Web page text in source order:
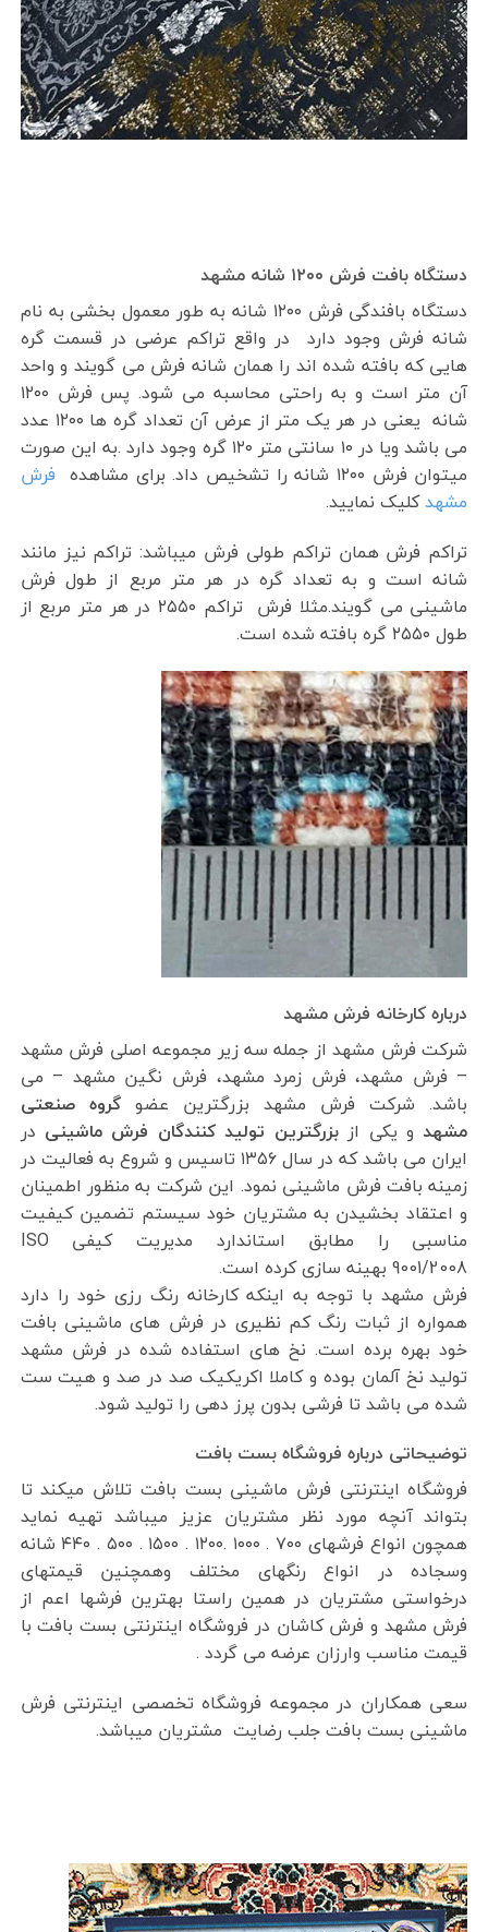
دستگاه بافت فرش ۱۲۰۰ شانه مشهد
دستگاه بافندگی فرش ۱۲۰۰ شانه به طور معمول بخشی به نام
شانه فرش وجود دارد در واقع تراکم عرضی در قسمت گره
هایی که بافته شده اند را همان شانه فرش می گویند و واحد
آن متر است و به راحتی محاسبه می شود. پس فرش ۱۲۰۰
شانه یعنی در هر یک متر از عرض آن تعداد گره ها ۱۲۰۰ عدد
می باشد ویا در ۱۰ سانتی متر ۱۲۰ گره وجود دارد .به این صورت
میتوان فرش ۱۲۰۰ شانه را تشخیص داد. برای مشاهده
فرش
مشهدکلیک نمایید.
تراکم فرش همان تراکم طولی فرش میباشد: تراکم نیز مانند
شانه است و به تعداد گره در هر متر مربع از طول فرش
ماشینی می گویند.مثلا فرش تراکم ۲۵۵۰ در هر متر مربع از
طول ۲۵۵۰ گره بافته شده است.
درباره کارخانه فرش مشهد
شرکت فرش مشهد از جمله سه زیر مجموعه اصلی فرش مشهد
– فرش مشهد، فرش زمرد مشهد، فرش نگین مشهد – می
باشد. شرکت فرش مشهد بزرگترین عضوگروه صنعتی
مشهدو یکی ازبزرگترین تولید کنندگان فرش ماشینی در
ایران می باشد که در سال ۱۳۵۶ تاسیس و شروع به فعالیت در
زمینه بافت فرش ماشینی نمود. این شرکت به منظور اطمینان
و اعتقاد بخشیدن به مشتریان خود سیستم تضمین کیفیت
مناسبی را مطابق استاندارد مدیریت کیفی ISO
9001/2008 بهینه سازی کرده است.
فرش مشهد با توجه به اینکه کارخانه رنگ رزی خود را دارد
همواره از ثبات رنگ کم نظیری در فرش های ماشینی بافت
خود بهره برده است. نخ های استفاده شده در فرش مشهد
تولید نخ آلمان بوده و کاملا اکریکیک صد در صد و هیت ست
شده می باشد تا فرشی بدون پرز دهی را تولید شود.
توضیحاتی درباره فروشگاه بست بافت
فروشگاه اینترنتی فرش ماشینی بست بافت تلاش میکند تا
بتواند آنچه مورد نظر مشتریان عزیز میباشد تهیه نماید
همچون انواع فرشهای ۷۰۰ . ۱۰۰۰ .۱۲۰۰ . ۱۵۰۰ . ۵۰۰ . ۴۴۰ شانه
وسجاده در انواع رنگهای مختلف وهمچنین قیمتهای
درخواستی مشتریان در همین راستا بهترین فرشها اعم از
فرش مشهد و فرش کاشان در فروشگاه اینترنتی بست بافت با
قیمت مناسب وارزان عرضه می گردد .
سعی همکاران در مجموعه فروشگاه تخصصی اینترنتی فرش
ماشینی بست بافت جلب رضایت مشتریان میباشد.